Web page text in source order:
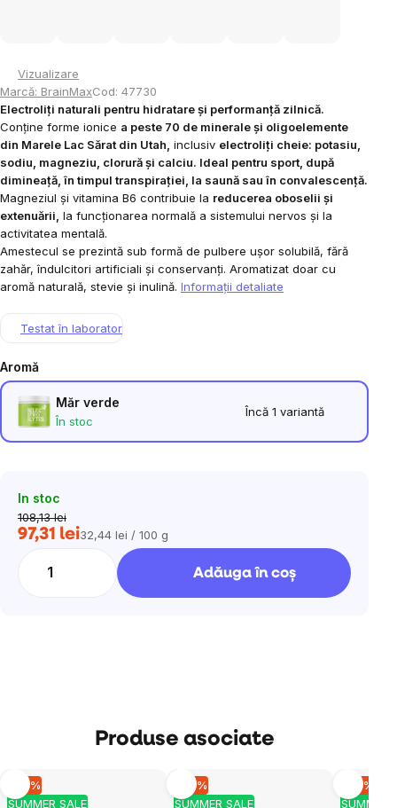
Vizualizare
Marcă: BrainMaxCod: 47730
Electroliți naturali pentru hidratare și performanță zilnică.
Conține forme ionice a peste 70 de minerale și oligoelemente
din Marele Lac Sărat din Utah, inclusiv electroliți cheie: potasiu,
sodiu, magneziu, clorură și calciu. Ideal pentru sport, după
dimineață, în timpul transpirației, la saună sau în convalescență.
Magneziul și vitamina B6 contribuie la reducerea oboselii și
extenuării, la funcționarea normală a sistemului nervos și la
activitatea mentală.
Amestecul se prezintă sub formă de pulbere ușor solubilă, fără
zahăr, îndulcitori artificiali și conservanți. Aromatizat doar cu
aromă naturală, stevie și inulină. Informaţii detaliate
Testat în laborator
Aromă
Măr verde
În stoc
Încă 1 variantă
In stoc
108,13 lei
97,31 leiEvaluare
32,44 lei / 100 g
Adăuga în coş
Produse asociate
SUMMER SALE
–10 %
SUMMER SALE
–10 %
SUMMER
–10 %